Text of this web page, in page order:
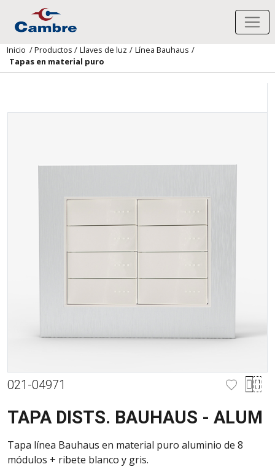
Inicio /Productos / Llaves de luz / Línea Bauhaus /
Tapas en material puro
021-04971
TAPA DISTS. BAUHAUS - ALUM
Tapa línea Bauhaus en material puro aluminio de 8
módulos + ribete blanco y gris.